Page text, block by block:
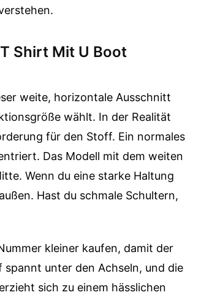
Shirt Mit U Boot
weite, horizontale Ausschnitt
wählt. In der Realität
für den Stoff. Ein normales
Das Modell mit dem weiten
Wenn du eine starke Haltung
Hast du schmale Schultern,
kleiner kaufen, damit der
unter den Achseln, und die
sich zu einem hässlichen